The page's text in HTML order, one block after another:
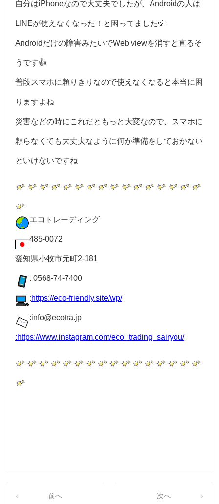
自分はiPhoneなので大丈夫でしたが、Androidの人は
LINEが使えなくなった！と困ってました💦
Androidだけの障害みたいでWeb viewを消すと直るそ
うです👍
普段スマホに頼りきりなので使えなくなると本当に困
りますよね
災害などの時にこれだともっと大変なので、スマホに
頼らなくても大丈夫なように何か準備をしておかない
といけないですね
エコトレーディング
485-0072
愛知県小牧市元町2-181
: 0568-74-7400
:https://eco-friendly.site/wp/
:info@ecotra.jp
:https://www.instagram.com/eco_trading_sairyou/
前へ 次へ